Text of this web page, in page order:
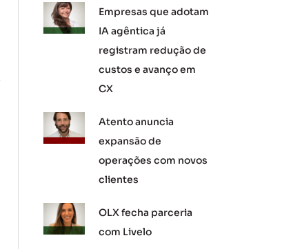
Empresas que adotam
IA agêntica já
registram redução de
custos e avanço em
CX
Atento anuncia
expansão de
operações com novos
clientes
OLX fecha parceria
com Livelo